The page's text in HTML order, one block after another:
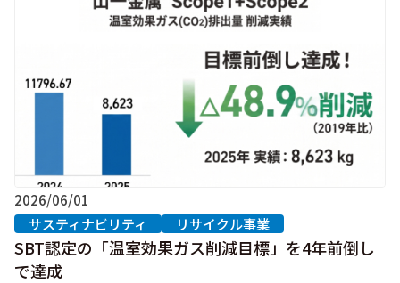
2026/06/01
サスティナビリティ
リサイクル事業
SBT認定の「温室効果ガス削減目標」を4年前倒し
で達成